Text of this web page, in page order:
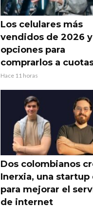
Los celulares más
vendidos de 2026
opciones para
comprarlos a
Hace 11 horas
Dos colombianos
Inerxia, una startup
para mejorar el
de internet